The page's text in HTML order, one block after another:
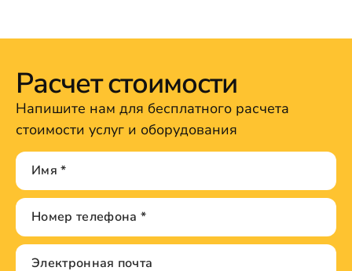
Расчет стоимости
Напишите нам для бесплатного расчета
стоимости услуг и оборудования